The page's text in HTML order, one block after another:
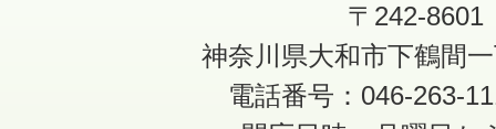
〒242-8601
神奈川県大和市下鶴間
電話番号：046-263-